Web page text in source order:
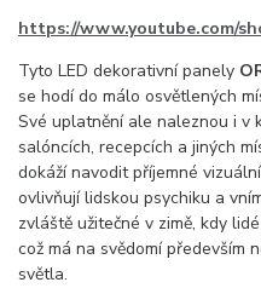
https://www.youtube.com/
Tyto LED dekorativní panely
se hodí do málo osvětlených
Své uplatnění ale naleznou i v
salóncích, recepcích a jiných
dokáží navodit příjemné
ovlivňují lidskou psychiku a
zvláště užitečné v zimě, kdy
což má na svědomí především
světla.